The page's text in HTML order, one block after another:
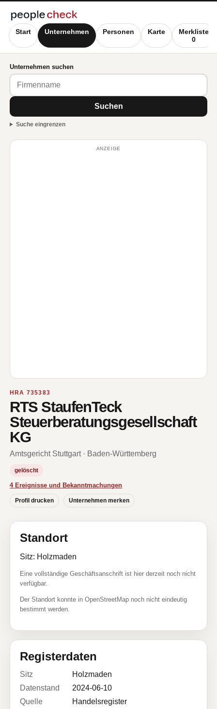
Start Unternehmen Personen Karte
Merkliste
0
Unternehmen suchen
Suchen
Suche eingrenzen
ANZEIGE
HRA 735383
RTS StaufenTeck
Steuerberatungsgesellschaft
KG
Amtsgericht Stuttgart · Baden-Württemberg
gelöscht
4 Ereignisse und Bekanntmachungen
Profil drucken Unternehmen merken
Standort
Sitz: Holzmaden
Eine vollständige Geschäftsanschrift ist hier derzeit noch nicht
verfügbar.
Der Standort konnte in OpenStreetMap noch nicht eindeutig
bestimmt werden.
Registerdaten
Sitz
Holzmaden
Datenstand
2024-06-10
Quelle
Handelsregister